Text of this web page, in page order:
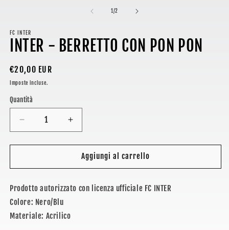
finestra
modale
1 /su
2
FC INTER
INTER - BERRETTO CON PON PON
Prezzo
di
listino
€20,00 EUR
Imposte incluse.
Quantità
Diminuisci
quantità
per
-
CON
PON
PON
Aumenta
quantità
per
INTER
-
CON
Aggiungi al carrello
Prodotto autorizzato con licenza ufficiale FC INTER
Colore: Nero/Blu
Materiale: Acrilico